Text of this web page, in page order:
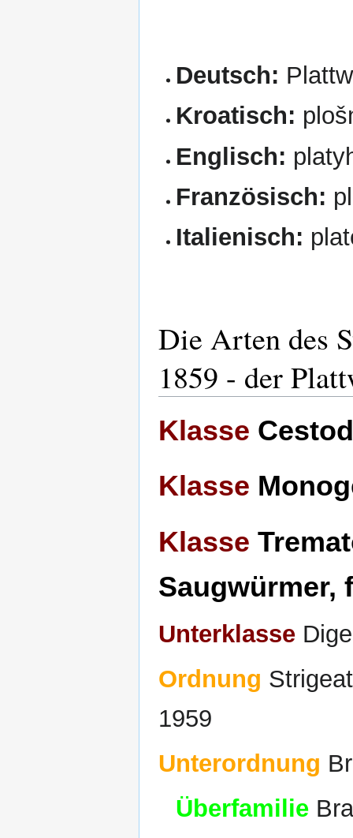
Deutsch:
Kroatisch:
Englisch:
Französisch:
Italienisch:
Die Arten des
1859 - der
Klasse
Klasse
Klasse
Saugwürmer,
Unterklasse
Ordnung
1959
Unterordnung
Überfamilie